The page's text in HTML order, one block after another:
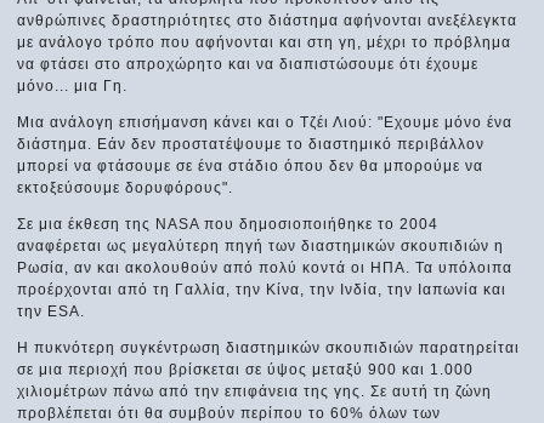
ανθρώπινες δραστηριότητες στο διάστημα αφήνονται ανεξέλεγκτα
με ανάλογο τρόπο που αφήνονται και στη γη, μέχρι το πρόβλημα
να φτάσει στο απροχώρητο και να διαπιστώσουμε ότι έχουμε
μόνο... μια Γη.
Μια ανάλογη επισήμανση κάνει και ο Τζέι Λιού: "Εχουμε μόνο ένα
διάστημα. Εάν δεν προστατέψουμε το διαστημικό περιβάλλον
μπορεί να φτάσουμε σε ένα στάδιο όπου δεν θα μπορούμε να
εκτοξεύσουμε δορυφόρους".
Σε μια έκθεση της NASA που δημοσιοποιήθηκε το 2004
αναφέρεται ως μεγαλύτερη πηγή των διαστημικών σκουπιδιών η
Ρωσία, αν και ακολουθούν από πολύ κοντά οι ΗΠΑ. Τα υπόλοιπα
προέρχονται από τη Γαλλία, την Κίνα, την Ινδία, την Ιαπωνία και
την ESA.
Η πυκνότερη συγκέντρωση διαστημικών σκουπιδιών παρατηρείται
σε μια περιοχή που βρίσκεται σε ύψος μεταξύ 900 και 1.000
χιλιομέτρων πάνω από την επιφάνεια της γης. Σε αυτή τη ζώνη
προβλέπεται ότι θα συμβούν περίπου το 60% όλων των